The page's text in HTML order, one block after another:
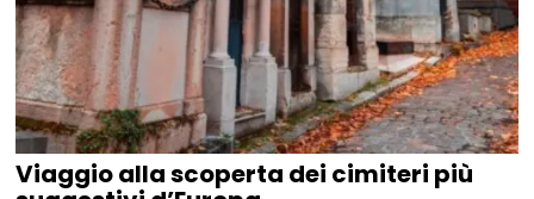
Viaggio alla scoperta dei cimiteri più